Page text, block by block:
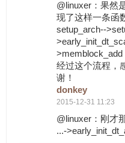
@linuxer：果然
现了这样一条函
setup_arch--
>memblock_add
经过这个流程，
谢！
donkey
2015-12-31 11:23
@linuxer：刚才
...-